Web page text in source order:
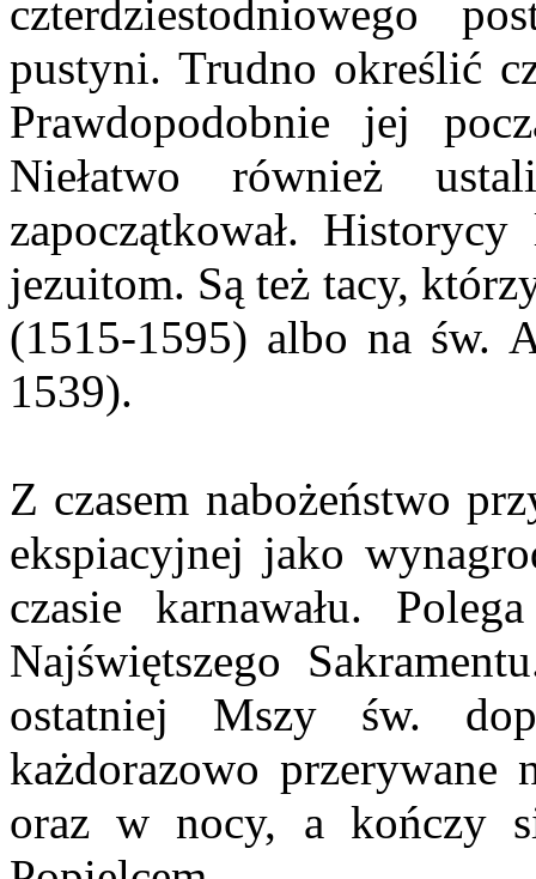
czterdziestodniowego
pustyni. Trudno określić
Prawdopodobnie jej
Niełatwo również
zapoczątkował.
jezuitom. Są też tacy,
(1515-1595) albo na św.
1539).
Z czasem nabożeństwo
ekspiacyjnej jako
czasie karnawału.
Najświętszego
ostatniej Mszy św.
każdorazowo przerywane
oraz w nocy, a kończy